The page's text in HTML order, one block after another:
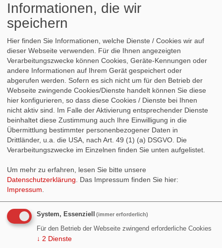
ständige Links
Angelika Glöckner - Unsere Bundestagsabgeordnete
rlp.de: Startseite . Internetportal des Landes Rheinland-Pfalz
Demokratie ist keine Selbstverständlichkeit
Informationen, die wir
speichern
Hier finden Sie Informationen, welche Dienste / Cookies wir auf
dieser Webseite verwenden. Für die Ihnen angezeigten
Verarbeitungszwecke können Cookies, Geräte-Kennungen oder
andere Informationen auf Ihrem Gerät gespeichert oder
abgerufen werden. Sofern es sich nicht um für den Betrieb der
Webseite zwingende Cookies/Dienste handelt können Sie diese
hier konfigurieren, so dass diese Cookies / Dienste bei Ihnen
nicht aktiv sind. Im Falle der Aktivierung entsprechender Dienste
beinhaltet diese Zustimmung auch Ihre Einwilligung in die
Übermittlung bestimmter personenbezogener Daten in
Drittländer, u.a. die USA, nach Art. 49 (1) (a) DSGVO. Die
Verarbeitungszwecke im Einzelnen finden Sie unten aufgelistet.
Um mehr zu erfahren, lesen Sie bitte unsere
Datenschutzerklärung . Das Impressum finden Sie hier:
Impressum
System, Essenziell (immer erforderlich)
Für den Betrieb der Webseite zwingend erforderliche Cookies
↓ 2 Dienste